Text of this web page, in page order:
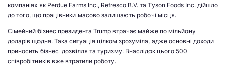
компаніях як Perdue Farms Inc., Refresco B.V. та Tyson Foods Inc. дійшло
до того, що працівники масово залишають робочі місця.
Сімейний бізнес президента Trump втрачає майже по мільйону
доларів щодня. Така ситуація цілком зрозуміла, адже основні доходи
приносить бізнес дозвілля та туризму. Внаслідок цього 500
співробітників вже втратили роботу.